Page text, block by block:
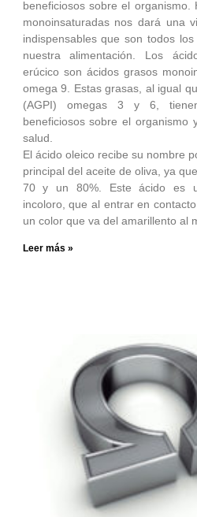
beneficiosos sobre el organismo.
monoinsaturadas nos dará una
indispensables que son todos
nuestra alimentación. Los
erúcico son ácidos grasos
omega 9. Estas grasas, al igual
(AGPI) omegas 3 y 6,
beneficiosos sobre el organismo
salud.
El ácido oleico recibe su nombre
principal del aceite de oliva, ya
70 y un 80%. Este ácido es
incoloro, que al entrar en
un color que va del amarillento al
Leer más »